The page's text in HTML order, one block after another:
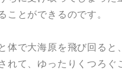
とができるのです。
体で大海原を飛び回ると、
れて、ゆったりくつろぐ